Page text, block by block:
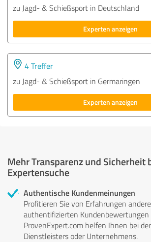
zu Jagd- & Schießsport in Deutschland
Experten anzeigen
4 Treffer
zu Jagd- & Schießsport in Germaringen
Experten anzeigen
Mehr Transparenz und Sicherheit
Expertensuche
Authentische Kundenmeinungen
Profitieren Sie von Erfahrungen
authentifizierten Kundenbewertungen
ProvenExpert.com helfen Ihnen bei
Dienstleisters oder Unternehmens.